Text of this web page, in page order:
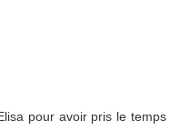
pour avoir pris le